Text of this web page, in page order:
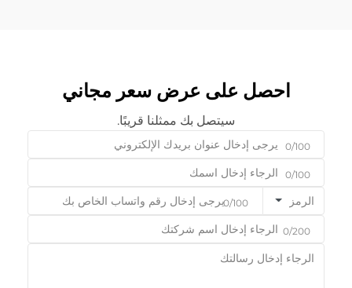
احصل على عرض سعر مجاني
سيتصل بك ممثلنا قريبًا.
0/100
0/100
الرمز 0/100
0/200